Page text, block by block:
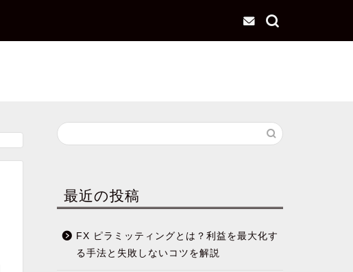
最近の投稿
FX ピラミッティングとは？利益を最大化す
る手法と失敗しないコツを解説